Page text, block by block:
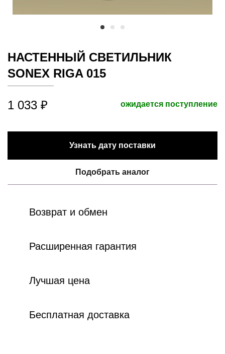
НАСТЕННЫЙ СВЕТИЛЬНИК
SONEX RIGA 015
1 033 ₽ ожидается поступление
Узнать дату поставки
Подобрать аналог
Возврат и обмен
Расширенная гарантия
Лучшая цена
Бесплатная доставка